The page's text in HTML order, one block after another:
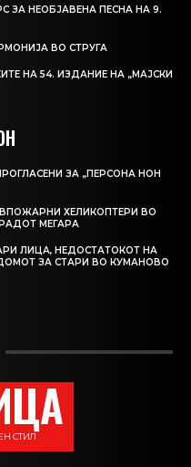
ЗА НЕОБЈАВЕНА ПЕСНА НА 9.
ВО СТРУГА
НА 54. ИЗДАНИЕ НА „МАЈСКИ
ЗА „ПЕРСОНА НОН
ХЕЛИКОПТЕРИ ВО
МЕГАРА
ЛИЦА, НЕДОСТАТОКОТ НА
ЗА СТАРИ ВО КУМАНОВО
СТИЛ